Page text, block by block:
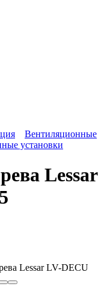
Вентиляционные
установки
Lessar
Lessar LV-DECU